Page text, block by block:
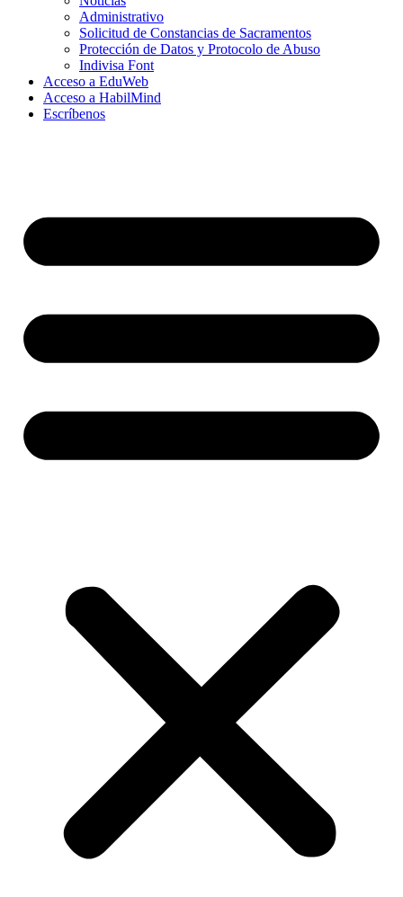
Administrativo
Solicitud de Constancias de Sacramentos
Protección de Datos y Protocolo de Abuso
Indivisa Font
Acceso a EduWeb
Acceso a HabilMind
Escríbenos